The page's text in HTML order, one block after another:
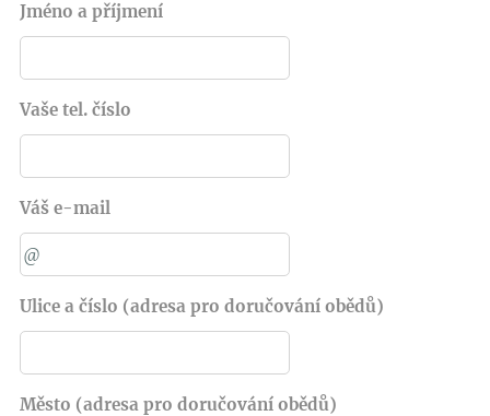
Jméno a příjmení
Vaše tel. číslo
Váš e-mail
Ulice a číslo (adresa pro doručování obědů)
Město (adresa pro doručování obědů)